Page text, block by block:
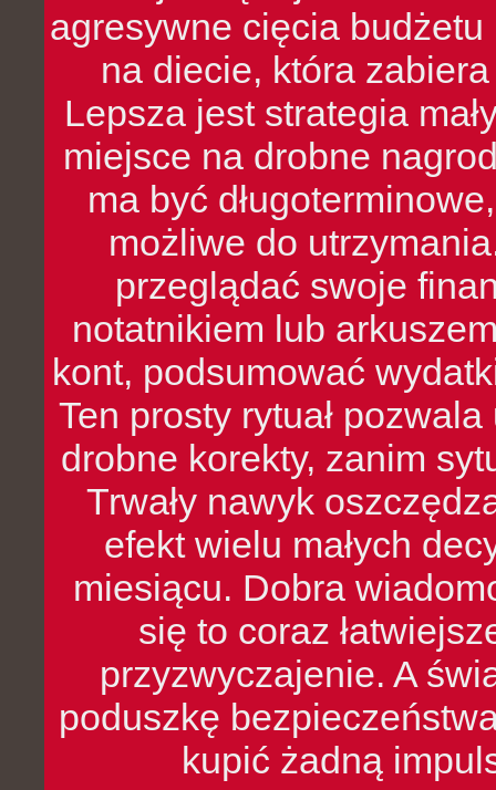
agresywne cięcia
na diecie, która
Lepsza jest strategia
miejsce na drobne
ma być
możliwe do
przeglądać swoje
notatnikiem lub
kont, podsumować
Ten prosty rytuał
drobne korekty, zanim
Trwały nawyk
efekt wielu małych
miesiącu. Dobra
się to coraz
przyzwyczajenie. A
poduszkę
kupić żadną